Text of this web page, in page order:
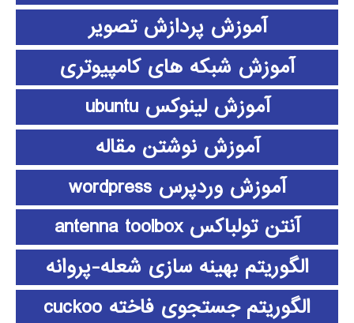
آموزش پردازش تصویر
آموزش شبکه های کامپیوتری
آموزش لینوکس ubuntu
آموزش نوشتن مقاله
آموزش وردپرس wordpress
آنتن تولباکس antenna toolbox
الگوریتم بهینه سازی شعله-پروانه
الگوریتم جستجوی فاخته cuckoo